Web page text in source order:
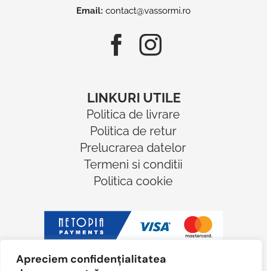
Apreciem confidențialitatea
Email: contact@vassormi.ro
LINKURI UTILE
Politica de livrare
Politica de retur
Prelucrarea datelor
Termeni si conditii
Politica cookie